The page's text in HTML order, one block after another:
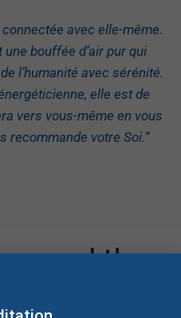
avec elle-même.
bouffée d’air pur qui
l’humanité avec sérénité.
elle est de
vers vous-même en vous
recommande votre Soi.“